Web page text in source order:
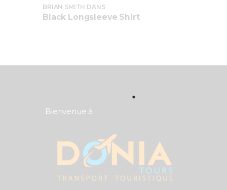
BRIAN SMITH DANS
Black Longsleeve Shirt
Bienvenue à